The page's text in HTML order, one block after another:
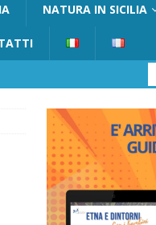
NATURA IN SICILIA